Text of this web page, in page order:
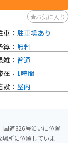
ができます。道の駅
探しにも最適です。
、道の駅の人気商品
るのもおすすめです。
お気に入り
国道326号沿いに位置
場所に位置していま
車： 駐車場あり
算： 無料
雑： 普通
在： 1時間
設： 屋内